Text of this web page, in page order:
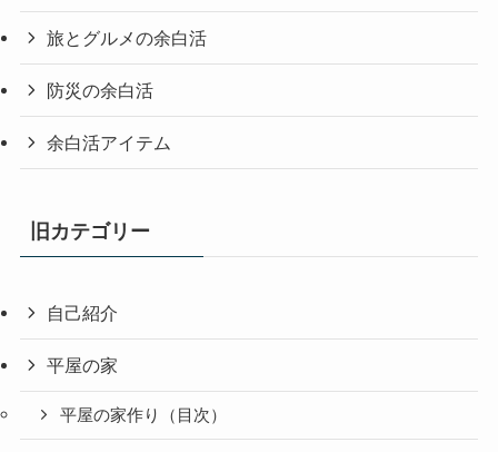
旅とグルメの余白活
防災の余白活
余白活アイテム
旧カテゴリー
自己紹介
平屋の家
平屋の家作り（目次）